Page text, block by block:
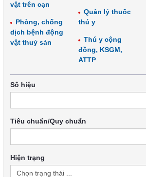
vật trên cạn
Phòng, chống
dịch bệnh động
vật thuỷ sản
Quản lý thuốc
thú y
Thú y cộng
đồng, KSGM,
ATTP
Số hiệu
Tiêu chuẩn/Quy chuẩn
Hiện trạng